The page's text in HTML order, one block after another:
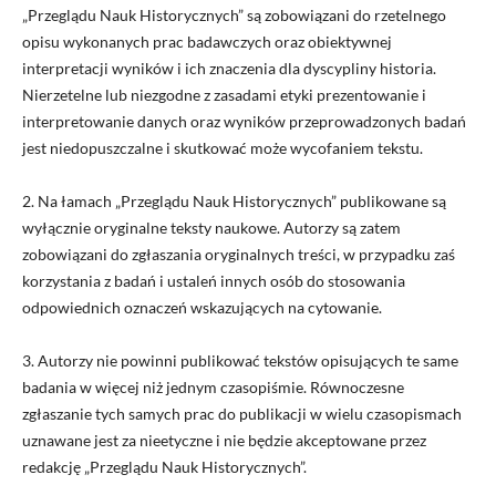
„Przeglądu Nauk Historycznych” są zobowiązani do rzetelnego
opisu wykonanych prac badawczych oraz obiektywnej
interpretacji wyników i ich znaczenia dla dyscypliny historia.
Nierzetelne lub niezgodne z zasadami etyki prezentowanie i
interpretowanie danych oraz wyników przeprowadzonych badań
jest niedopuszczalne i skutkować może wycofaniem tekstu.
2. Na łamach „Przeglądu Nauk Historycznych” publikowane są
wyłącznie oryginalne teksty naukowe. Autorzy są zatem
zobowiązani do zgłaszania oryginalnych treści, w przypadku zaś
korzystania z badań i ustaleń innych osób do stosowania
odpowiednich oznaczeń wskazujących na cytowanie.
3. Autorzy nie powinni publikować tekstów opisujących te same
badania w więcej niż jednym czasopiśmie. Równoczesne
zgłaszanie tych samych prac do publikacji w wielu czasopismach
uznawane jest za nieetyczne i nie będzie akceptowane przez
redakcję „Przeglądu Nauk Historycznych”.